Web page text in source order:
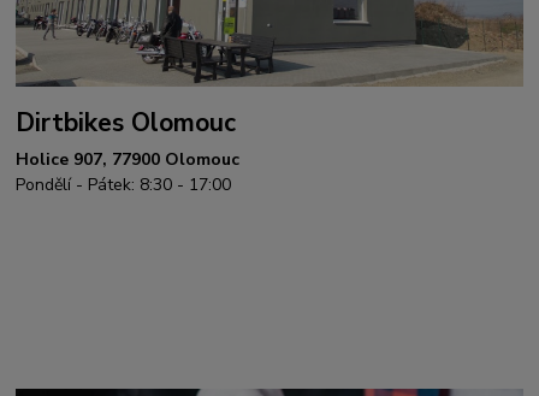
Dirtbikes Olomouc
Holice 907, 77900 Olomouc
Pondělí - Pátek: 8:30 - 17:00